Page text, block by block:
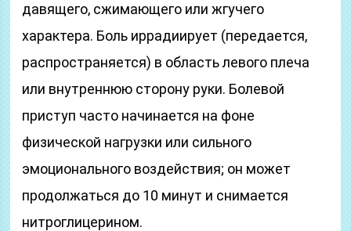
давящего, сжимающего или жгучего
характера. Боль иррадиирует (передается,
распространяется) в область левого плеча
или внутреннюю сторону руки. Болевой
приступ часто начинается на фоне
физической нагрузки или сильного
эмоционального воздействия; он может
продолжаться до 10 минут и снимается
нитроглицерином.